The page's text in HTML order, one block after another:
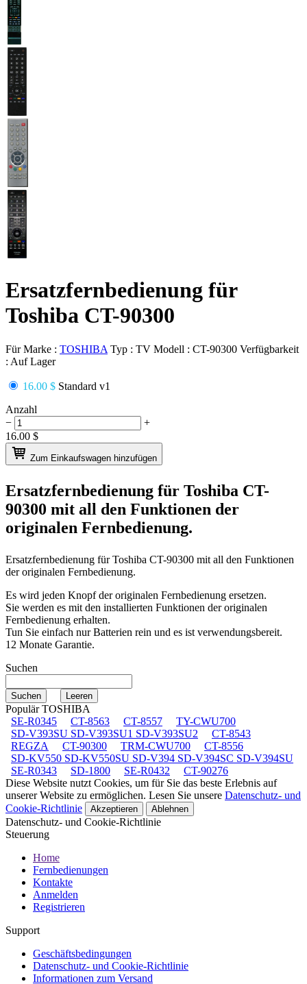
Ersatzfernbedienung für
Toshiba CT-90300
Für Marke : TOSHIBA Typ : TV Modell : CT-90300 Verfügbarkeit
: Auf Lager
16.00 $ Standard v1
Anzahl
−
+
16.00 $
Zum Einkaufswagen hinzufügen
Ersatzfernbedienung für Toshiba CT-
90300 mit all den Funktionen der
originalen Fernbedienung.
Ersatzfernbedienung fürToshiba CT-90300 mit all den Funktionen
der originalen Fernbedienung.
Es wird jeden Knopf der originalen Fernbedienung ersetzen.
Sie werden es mit den installierten Funktionen der originalen
Fernbedienung erhalten.
Tun Sie einfach nur Batterien rein und es ist verwendungsbereit.
12 Monate Garantie.
Suchen
Populär TOSHIBA
SE-R0345
CT-8563 CT-8557
TY-CWU700
SD-V393SU SD-V393SU1 SD-V393SU2
CT-8543
REGZA
CT-90300 TRM-CWU700
CT-8556
SD-KV550 SD-KV550SU SD-V394 SD-V394SC SD-V394SU
SE-R0343
SD-1800 SE-R0432
CT-90276
Diese Website nutzt Cookies, um für Sie das beste Erlebnis auf
unserer Website zu ermöglichen. Lesen Sie unsere Datenschutz- und
Cookie-Richtlinie
Akzeptieren Ablehnen
Datenschutz- und Cookie-Richtlinie
Steuerung
Home
Fernbedienungen
Kontakte
Anmelden
Registrieren
Support
Geschäftsbedingungen
Datenschutz- und Cookie-Richtlinie
Informationen zum Versand